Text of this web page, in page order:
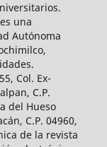
una
Autónoma
Col. Ex-
C.P.
del Hueso
C.P. 04960,
de la revista